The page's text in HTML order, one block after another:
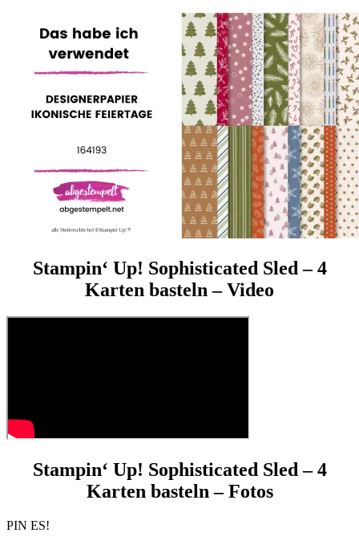
Stampin‘ Up! Sophisticated Sled – 4
Karten basteln – Video
Stampin‘ Up! Sophisticated Sled – 4
Karten basteln – Fotos
PIN ES!